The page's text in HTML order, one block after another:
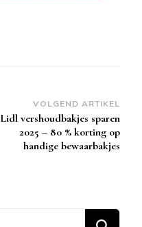
VOLGEND ARTIKEL
Lidl vershoudbakjes sparen
2025 – 80 % korting op
handige bewaarbakjes